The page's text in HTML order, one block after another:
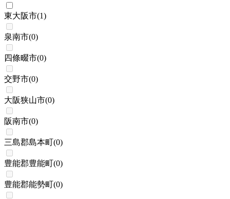
東大阪市(1)
泉南市(0)
四條畷市(0)
交野市(0)
大阪狭山市(0)
阪南市(0)
三島郡島本町(0)
豊能郡豊能町(0)
豊能郡能勢町(0)